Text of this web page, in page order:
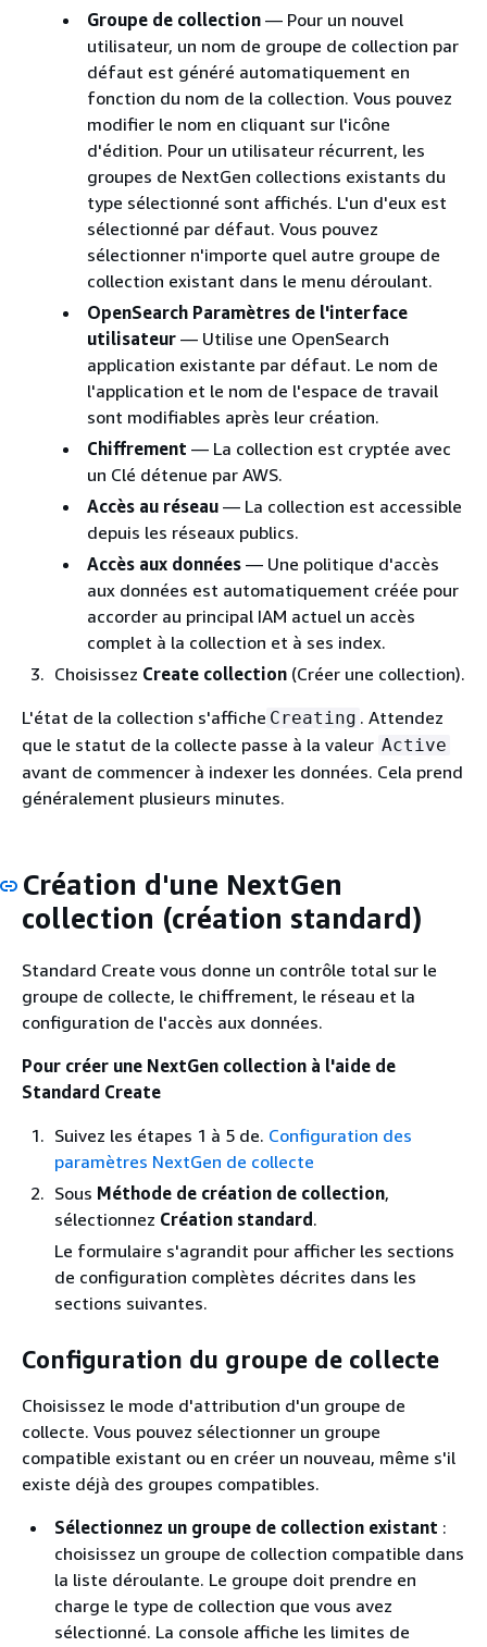
Groupe de collection — Pour un nouvel
utilisateur, un nom de groupe de collection par
défaut est généré automatiquement en
fonction du nom de la collection. Vous pouvez
modifier le nom en cliquant sur l'icône
d'édition. Pour un utilisateur récurrent, les
groupes de NextGen collections existants du
type sélectionné sont affichés. L'un d'eux est
sélectionné par défaut. Vous pouvez
sélectionner n'importe quel autre groupe de
collection existant dans le menu déroulant.
OpenSearch Paramètres de l'interface
utilisateur — Utilise une OpenSearch
application existante par défaut. Le nom de
l'application et le nom de l'espace de travail
sont modifiables après leur création.
Chiffrement — La collection est cryptée avec
un Clé détenue par AWS.
Accès au réseau — La collection est accessible
depuis les réseaux publics.
Accès aux données — Une politique d'accès
aux données est automatiquement créée pour
accorder au principal IAM actuel un accès
complet à la collection et à ses index.
Choisissez Create collection (Créer une collection).
L'état de la collection s'affiche Creating . Attendez
que le statut de la collecte passe à la valeur Active
avant de commencer à indexer les données. Cela prend
généralement plusieurs minutes.
Création d'une NextGen
collection (création standard)
Standard Create vous donne un contrôle total sur le
groupe de collecte, le chiffrement, le réseau et la
configuration de l'accès aux données.
Pour créer une NextGen collection à l'aide de
Standard Create
Suivez les étapes 1 à 5 de. Configuration des
paramètres NextGen de collecte
Sous Méthode de création de collection,
sélectionnez Création standard.
Le formulaire s'agrandit pour afficher les sections
de configuration complètes décrites dans les
sections suivantes.
Configuration du groupe de collecte
Choisissez le mode d'attribution d'un groupe de
collecte. Vous pouvez sélectionner un groupe
compatible existant ou en créer un nouveau, même s'il
existe déjà des groupes compatibles.
Sélectionnez un groupe de collection existant :
choisissez un groupe de collection compatible dans
la liste déroulante. Le groupe doit prendre en
charge le type de collection que vous avez
sélectionné. La console affiche les limites de